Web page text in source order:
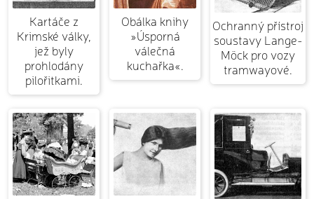
Kartáče z
Krimské války,
jež byly
prohlodány
pilořitkami.
Obálka knihy
»Úsporná
válečná
kuchařka«.
Ochranný přístroj
soustavy Lange-
Möck pro vozy
tramwayové.